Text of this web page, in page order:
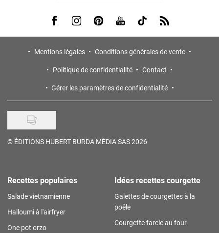
Visit us on Facebook
Visit us on Instagram
Visit us on Pinterest
Visit us on Youtube
Visit us on Tiktok
Visit us on Rss
Mentions légales
Conditions générales de vente
Politique de confidentialité
Contact
Gérer les paramètres de confidentialité
© ÉDITIONS HUBERT BURDA MÉDIA SAS 2026
Recettes populaires
Salade vietnamienne
Halloumi à l'airfryer
One pot orzo
Idées recettes courgette
Galettes de courgettes à la
poêle
Courgette farcie au four